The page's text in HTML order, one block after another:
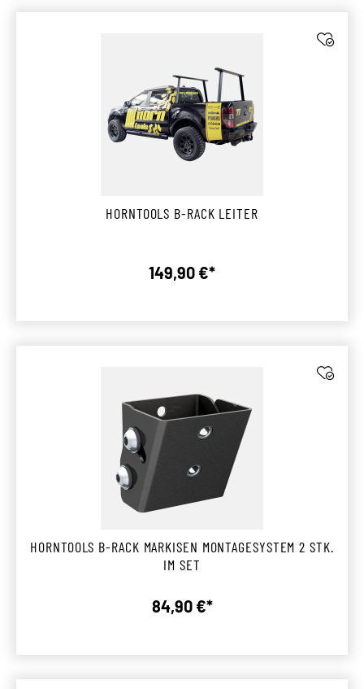
HORNTOOLS B-RACK LEITER
Regulärer Preis:
149,90 €*
HORNTOOLS B-RACK MARKISEN MONTAGESYSTEM 2 STK.
IM SET
Regulärer Preis:
84,90 €*